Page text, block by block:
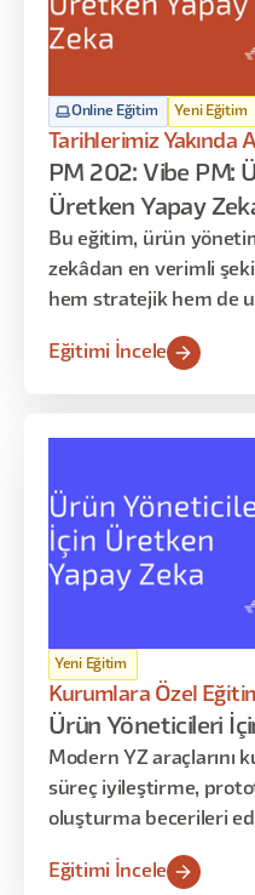
Online Eğitim Yeni Eğitim
Tarihlerimiz Yakında
PM 202: Vibe PM:
Üretken Yapay
Bu eğitim, ürün
zekâdan en verimli
hem stratejik hem de
aşamasından ürünün
otomasyon kurguları,
öncesi optimizasyon
Eğitimi İncele
Yeni Eğitim
Kurumlara Özel
Ürün Yöneticileri
Modern YZ araçlarını
süreç iyileştirme,
oluşturma becerileri
Eğitimi İncele